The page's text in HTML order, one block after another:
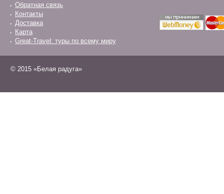
Обратная связь
Контакты
Доставка
Карта
Great-Travel: туры по всему миру
© 2015 «Белая радуга»